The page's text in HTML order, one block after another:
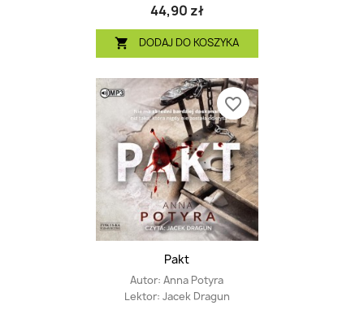
44,90 zł
 DODAJ DO KOSZYKA
Pakt
Autor: Anna Potyra
Lektor: Jacek Dragun
favorite_border